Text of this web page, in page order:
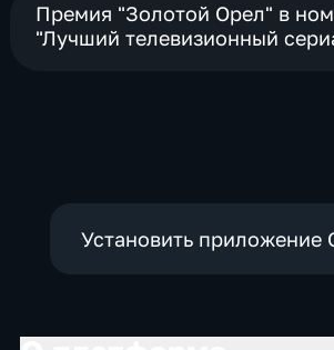
Премия "Золотой Орел" в
"Лучший телевизионный
Установить приложение